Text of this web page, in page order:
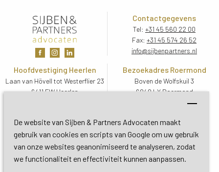
De website van Sijben & Partners Advocaten maakt
gebruik van cookies en scripts van Google om uw gebruik
van onze websites geanonimiseerd te analyseren, zodat
we functionaliteit en effectiviteit kunnen aanpassen.
Contactgegevens
Tel: +31 45 560 22 00
Fax: +31 45 574 26 52
info@sijbenpartners.nl
Hoofdvestiging Heerlen
Laan van Hövell tot Westerflier 23
6411 EW Heerlen
Bezoekadres Roermond
Boven de Wolfskuil 3
6049 LX Roermond
Routebeschrijving
Bezoekadres De Bilt
Soestdijkseweg Zuid 13
3732 HC De Bilt (Utrecht)